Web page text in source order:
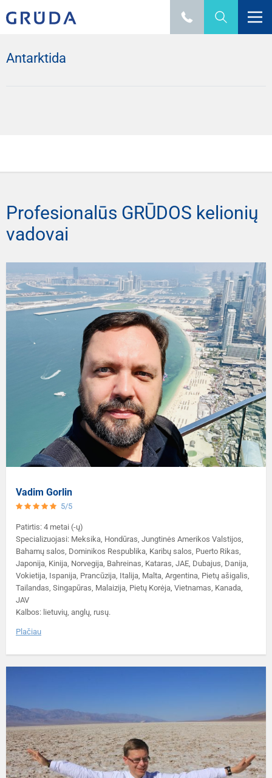
Antarktida
Profesionalūs GRŪDOS kelionių
vadovai
Vadim Gorlin
5/5
Patirtis: 4 metai (-ų)
Specializuojasi: Meksika, Hondūras, Jungtinės Amerikos Valstijos,
Bahamų salos, Dominikos Respublika, Karibų salos, Puerto Rikas,
Japonija, Kinija, Norvegija, Bahreinas, Kataras, JAE, Dubajus, Danija,
Vokietija, Ispanija, Prancūzija, Italija, Malta, Argentina, Pietų ašigalis,
Tailandas, Singapūras, Malaizija, Pietų Korėja, Vietnamas, Kanada,
JAV
Kalbos: lietuvių, anglų, rusų.
Plačiau